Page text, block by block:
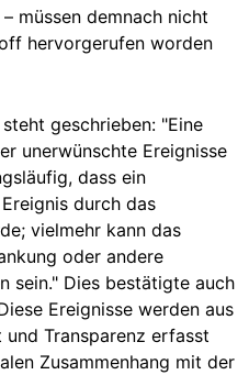
müssen demnach nicht
hervorgerufen worden
steht geschrieben: "Eine
unerwünschte Ereignisse
dass ein
durch das
vielmehr kann das
oder andere
sein." Dies bestätigte auch
Ereignisse werden aus
Transparenz erfasst
Zusammenhang mit der